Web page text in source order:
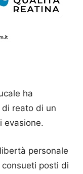
ha
di reato di un
evasione.
personale
posti di